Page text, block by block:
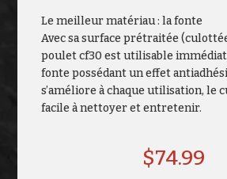
Le meilleur matériau : la fonte
Avec sa surface prétraitée
poulet cf30 est utilisable
fonte possédant un effet
s’améliore à chaque utilisation, le
facile à nettoyer et entretenir.
$74.99